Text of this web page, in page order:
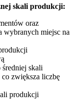
skali produkcji:
oraz
wybranych miejsc na
skali
zwiększa liczbę
produkcji